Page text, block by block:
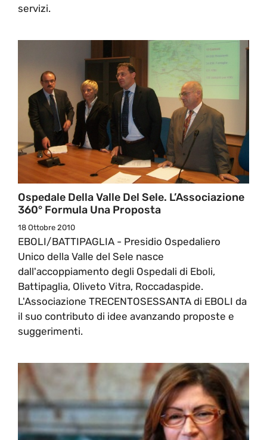
servizi.
Ospedale Della Valle Del Sele. L’Associazione
360° Formula Una Proposta
18 Ottobre 2010
EBOLI/BATTIPAGLIA - Presidio Ospedaliero
Unico della Valle del Sele nasce
dall'accoppiamento degli Ospedali di Eboli,
Battipaglia, Oliveto Vitra, Roccadaspide.
L'Associazione TRECENTOSESSANTA di EBOLI da
il suo contributo di idee avanzando proposte e
suggerimenti.